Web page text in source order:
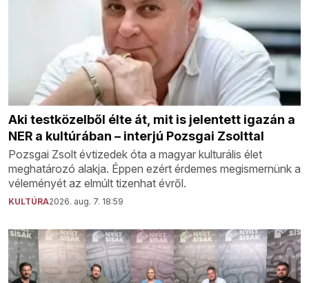
Aki testközelből élte át, mit is jelentett igazán a
NER a kultúrában – interjú Pozsgai Zsolttal
Pozsgai Zsolt évtizedek óta a magyar kulturális élet
meghatározó alakja. Éppen ezért érdemes megismernünk a
véleményét az elmúlt tizenhat évről.
KULTÚRA2026. aug. 7. 18:59